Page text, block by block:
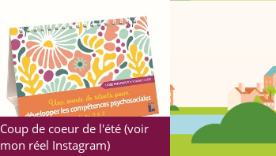
Coup de coeur de l'été (voir
mon réel Instagram)